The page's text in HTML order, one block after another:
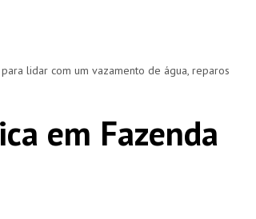
lidar com um vazamento de água, reparos
em Fazenda